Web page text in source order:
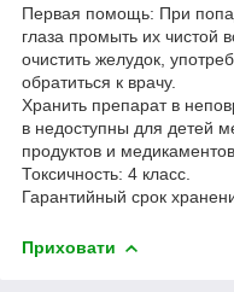
Первая помощь: При
глаза промыть их чистой
очистить желудок,
обратиться к врачу.
Хранить препарат в
в недоступны для детей
продуктов и медикаментов.
Токсичность: 4 класс.
Гарантийный срок
Приховати